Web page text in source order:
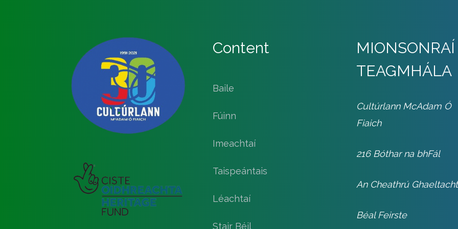
Content
Baile
Fúinn
Imeachtaí
Taispeántais
Léachtaí
Stair Béil
MIONSONRAÍ
TEAGMHÁLA
Cultúrlann McAdam Ó
Fiaich
216 Bóthar na bhFál
An Cheathrú
Béal Feirste